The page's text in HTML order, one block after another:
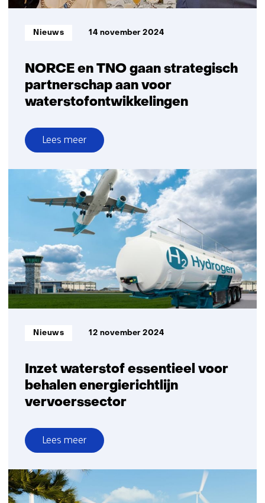
NORCE en TNO gaan strategisch
partnerschap aan voor
waterstofontwikkelingen
Informatietype:
Nieuws 14 november 2024
Lees meer
over
NORCE
TNO
gaan
strategisch
partnerschap
aan
voor
waterstofontwikkelingen
Inzet waterstof essentieel voor
behalen energierichtlijn
vervoerssector
Informatietype:
Nieuws 12 november 2024
Lees meer
over
Inzet
waterstof
essentieel